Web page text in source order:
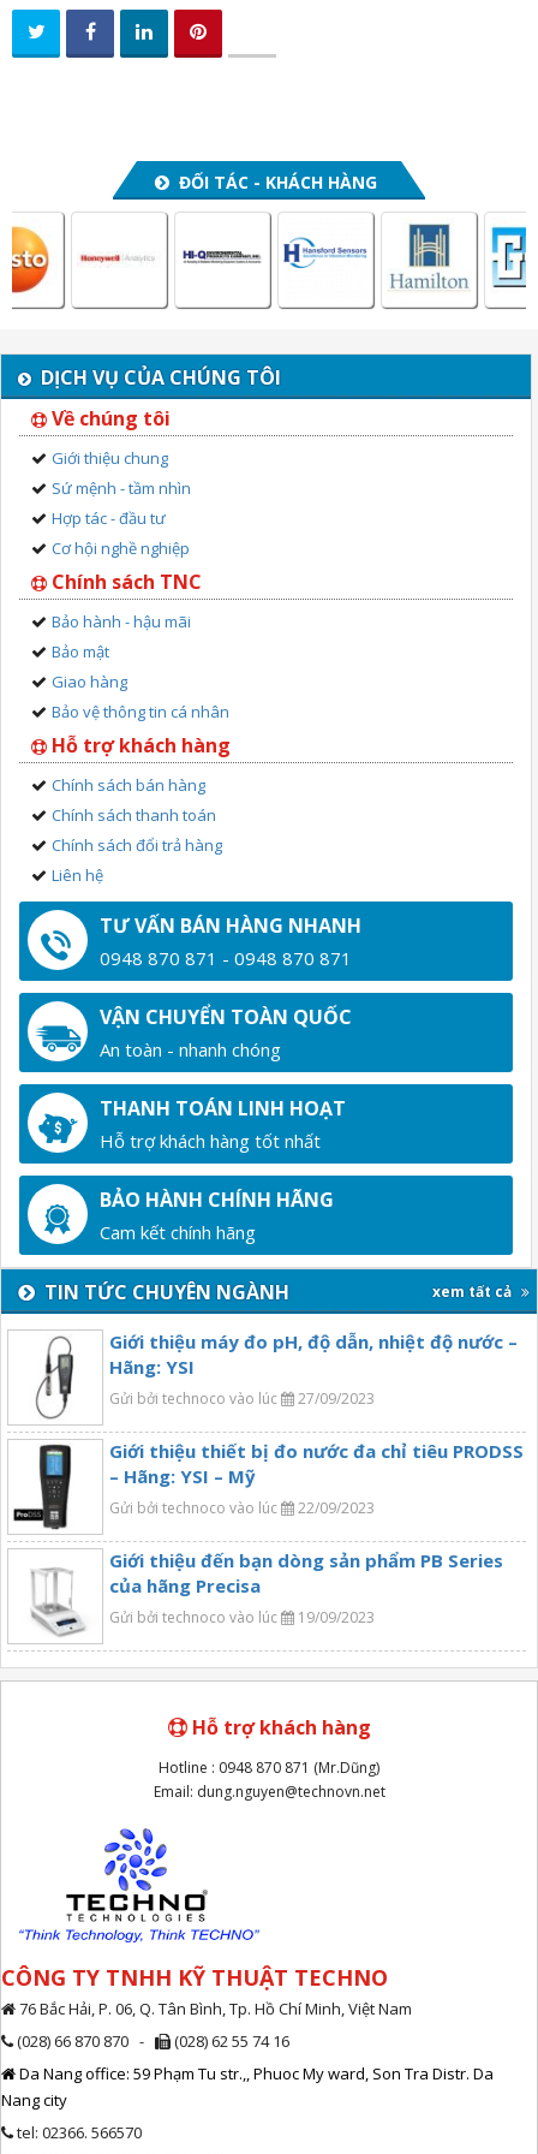
ĐỐI TÁC - KHÁCH HÀNG
DỊCH VỤ CỦA CHÚNG TÔI
Về chúng tôi
Giới thiệu chung
Sứ mệnh - tầm nhìn
Hợp tác - đầu tư
Cơ hội nghề nghiệp
Chính sách TNC
Bảo hành - hậu mãi
Bảo mật
Giao hàng
Bảo vệ thông tin cá nhân
Hỗ trợ khách hàng
Chính sách bán hàng
Chính sách thanh toán
Chính sách đổi trả hàng
Liên hệ
TƯ VẤN BÁN HÀNG NHANH
0948 870 871 - 0948 870 871
VẬN CHUYỂN TOÀN QUỐC
An toàn - nhanh chóng
THANH TOÁN LINH HOẠT
Hỗ trợ khách hàng tốt nhất
BẢO HÀNH CHÍNH HÃNG
Cam kết chính hãng
TIN TỨC CHUYÊN NGÀNH xem tất cả
Giới thiệu máy đo pH, độ dẫn, nhiệt độ nước –
Hãng: YSI
Gửi bởi technoco vào lúc 27/09/2023
Giới thiệu thiết bị đo nước đa chỉ tiêu PRODSS
– Hãng: YSI – Mỹ
Gửi bởi technoco vào lúc 22/09/2023
Giới thiệu đến bạn dòng sản phẩm PB Series
của hãng Precisa
Gửi bởi technoco vào lúc 19/09/2023
Hỗ trợ khách hàng
Hotline : 0948 870 871 (Mr.Dũng)
Email: dung.nguyen@technovn.net
CÔNG TY TNHH KỸ THUẬT TECHNO
76 Bắc Hải, P. 06, Q. Tân Bình, Tp. Hồ Chí Minh, Việt Nam
(028) 66 870 870 -
(028) 62 55 74 16
Da Nang office: 59 Phạm Tu str.,, Phuoc My ward, Son Tra Distr. Da
Nang city
tel: 02366. 566570